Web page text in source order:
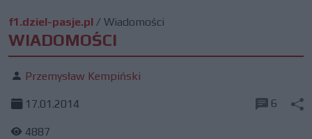
f1.dziel-pasje.pl / Wiadomości
WIADOMOŚCI
Przemysław Kempiński
17.01.2014
4887
6